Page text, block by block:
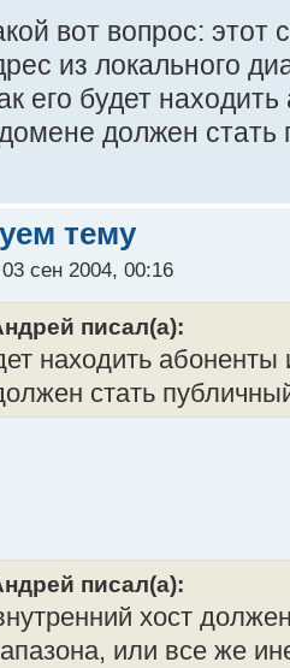
вот вопрос:
из локального
его будет
должен стать
тему
сен 2004, 00:16
писал(а):
находить
стать
писал(а):
хост
или все же